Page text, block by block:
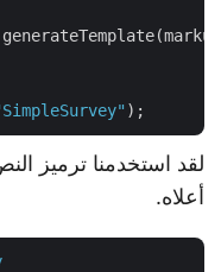
"SimpleSurvey"
لقد استخدمنا ترميز
أعلاه.